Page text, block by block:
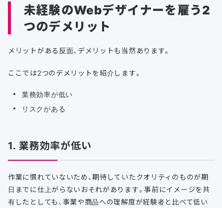
未経験のWebデザイナーを雇う2
つのデメリット
メリットがある反面、デメリットも当然あります。
ここでは2つのデメリットを紹介します。
業務効率が低い
リスクがある
1. 業務効率が低い
作業に慣れていないため、期待していたクオリティのものが期
日までに仕上がらないおそれがあります。事前にイメージを共
有したとしても、事業や商品への理解度が経験者と比べて低い